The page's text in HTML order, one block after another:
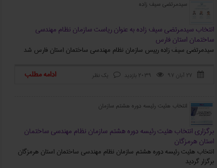
سیدمرتضی سیف زاده
انتخاب سیدمرتضی سیف زاده به عنوان ریاست سازمان نظام مهندسی
ساختمان استان فارس
سیدمرتضی سیف زاده رییس سازمان نظام مهندسی ساختمان استان فارس شد
 ۲۷ آبان ۹۷  2039 بازدید  یک نظر ادامه مطلب
انتخاب هئیت رئیسه دوره هشتم سازمان
برگزاری انتخاب هئیت رئیسه دوره هشتم سازمان نظام مهندسی ساختمان
استان هرمزگان
انتخاب هئیت رئیسه دوره هشتم سازمان نظام مهندسی ساختمان استان هرمزگان
برگزار گردید